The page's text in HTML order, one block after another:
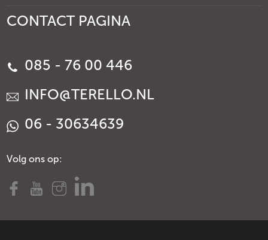
CONTACT PAGINA
085 - 76 00 446
INFO@TERELLO.NL
06 - 30634639
Volg ons op: